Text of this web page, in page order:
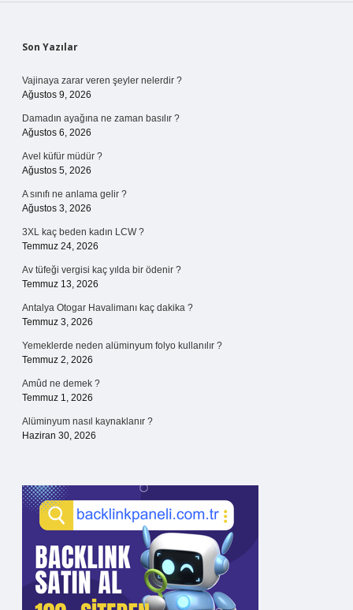
Sidebar
Son Yazılar
Vajinaya zarar veren şeyler nelerdir ?
Ağustos 9, 2026
Damadın ayağına ne zaman basılır ?
Ağustos 6, 2026
Avel küfür müdür ?
Ağustos 5, 2026
A sınıfı ne anlama gelir ?
Ağustos 3, 2026
3XL kaç beden kadın LCW ?
Temmuz 24, 2026
Av tüfeği vergisi kaç yılda bir ödenir ?
Temmuz 13, 2026
Antalya Otogar Havalimanı kaç dakika ?
Temmuz 3, 2026
Yemeklerde neden alüminyum folyo kullanılır ?
Temmuz 2, 2026
Amûd ne demek ?
Temmuz 1, 2026
Alüminyum nasıl kaynaklanır ?
Haziran 30, 2026